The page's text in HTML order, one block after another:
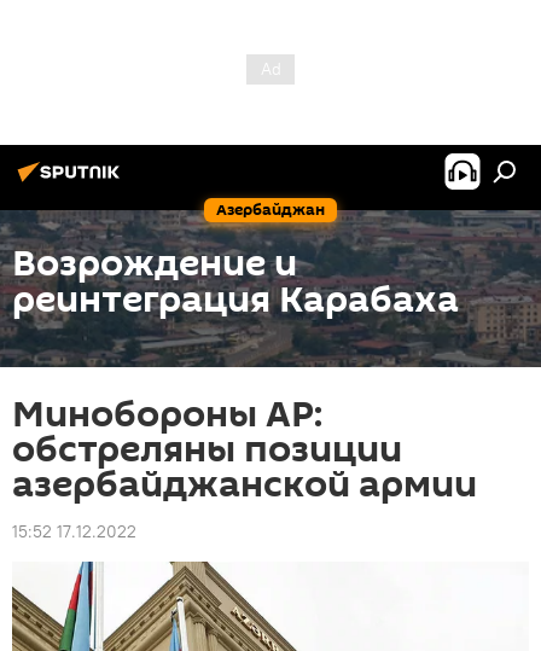
Азербайджан
Возрождение и
реинтеграция Карабаха
Минобороны АР:
обстреляны позиции
азербайджанской армии
15:52 17.12.2022